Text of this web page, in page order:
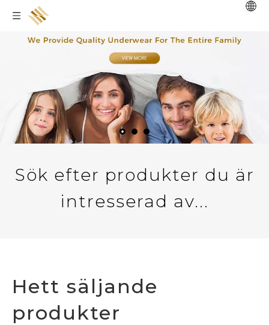
Sök efter produkter du är
intresserad av...​​​​​​​
Hett säljande
produkter